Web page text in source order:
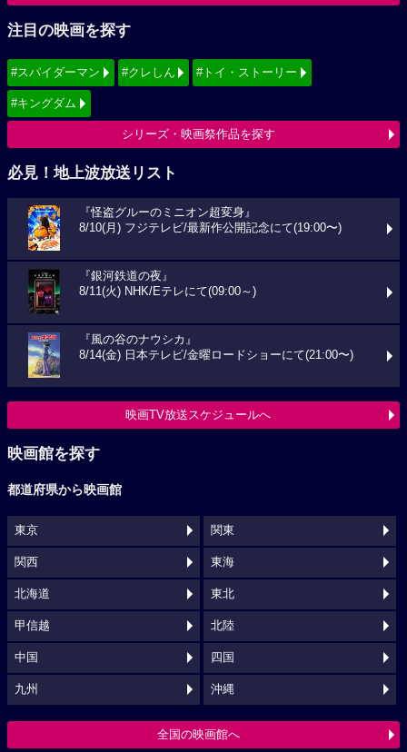
注目の映画を探す
#スパイダーマン #クレしん #トイ・ストーリー
#キングダム
シリーズ・映画祭作品を探す
必見！地上波放送リスト
『怪盗グルーのミニオン超変身』
8/10(月) フジテレビ/最新作公開記念にて(19:00〜)
『銀河鉄道の夜』
8/11(火) NHK/Eテレにて(09:00～)
『風の谷のナウシカ』
8/14(金) 日本テレビ/金曜ロードショーにて(21:00〜)
映画TV放送スケジュールへ
映画館を探す
都道府県から映画館
東京 関東
関西 東海
北海道 東北
甲信越 北陸
中国 四国
九州 沖縄
全国の映画館へ